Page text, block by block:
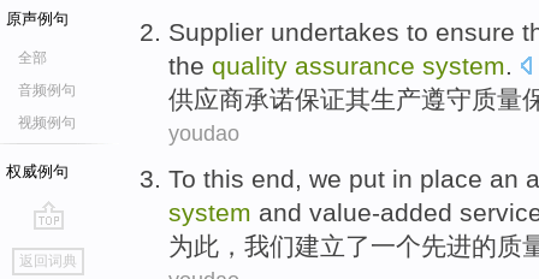
原声例句
全部
音频例句
视频例句
权威例句
go
top
返回词典
Supplier undertakes to ensure
the quality assurance system.
供应商承诺保证其生产遵守质量
youdao
To this end we put in place an
system and value-added
为此 ， 我们建立了一个先进的质